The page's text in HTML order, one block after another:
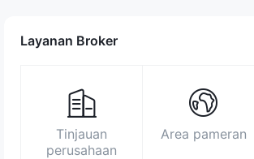
Layanan Broker
Tinjauan
perusahaan
Area pameran